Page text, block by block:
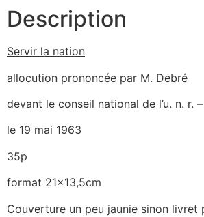
Description
Servir la nation
allocution prononcée par M. Debré
devant le conseil national de l’u. n. r.
le 19 mai 1963
35p
format 21×13,5cm
Couverture un peu jaunie sinon livret